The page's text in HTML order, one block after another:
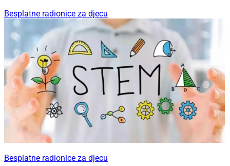
Besplatne radionice za djecu
Besplatne radionice za djecu